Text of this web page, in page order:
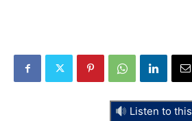
Listen to this